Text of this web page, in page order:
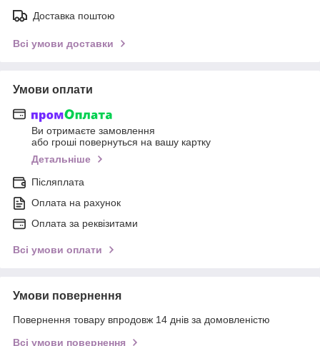
Доставка поштою
Всі умови доставки
Умови оплати
Ви отримаєте замовлення
або гроші повернуться на вашу картку
Детальніше
Післяплата
Оплата на рахунок
Оплата за реквізитами
Всі умови оплати
Умови повернення
Повернення товару впродовж 14 днів за домовленістю
Всі умови повернення